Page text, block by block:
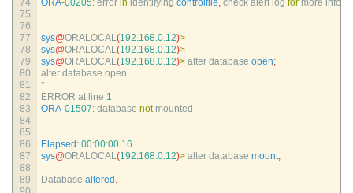
74
75
76
77
78
79
80
81
82
83
84
85
86
87
88
89
ORA-00205: error in identifying controlfile, check alert log for more info
sys@ORALOCAL(192.168.0.12)>
sys@ORALOCAL(192.168.0.12)>
sys@ORALOCAL(192.168.0.12)> alter database open;
alter database open
*
ERROR at line 1:
ORA-01507: database not mounted
Elapsed : 00:00:00.16
sys@ORALOCAL(192.168.0.12)> alter database mount;
Database altered .